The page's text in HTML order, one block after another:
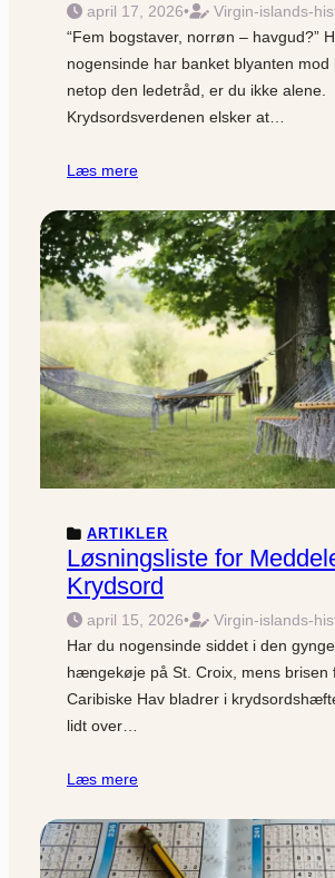
april 17, 2026•
Virgin-islands-
“Fem bogstaver, norrøn – havgud?”
nogensinde har banket blyanten mod
netop den ledetråd, er du ikke alene.
Krydsordsverdenen elsker at…
Læs mere
ARTIKLER
Løsningsliste for
Krydsord
april 15, 2026•
Virgin-islands-
Har du nogensinde siddet i den
hængekøje på St. Croix, mens brisen
Caribiske Hav bladrer i
lidt over…
Læs mere